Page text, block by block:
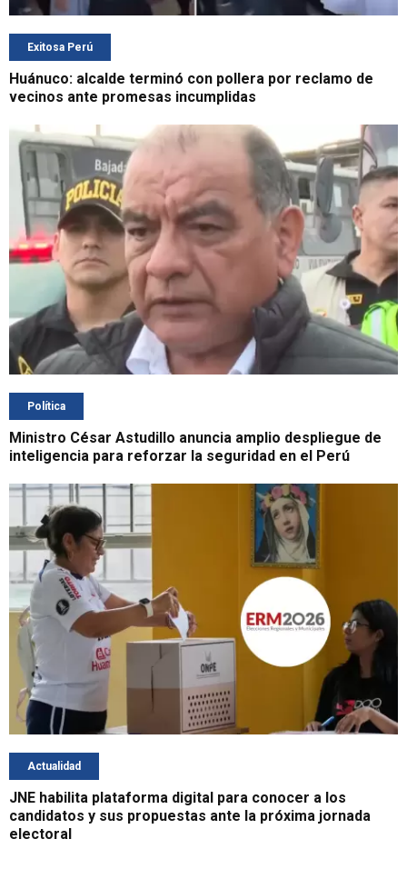
Exitosa Perú
Huánuco: alcalde terminó con pollera por reclamo de
vecinos ante promesas incumplidas
Política
Ministro César Astudillo anuncia amplio despliegue de
inteligencia para reforzar la seguridad en el Perú
Actualidad
JNE habilita plataforma digital para conocer a los
candidatos y sus propuestas ante la próxima jornada
electoral